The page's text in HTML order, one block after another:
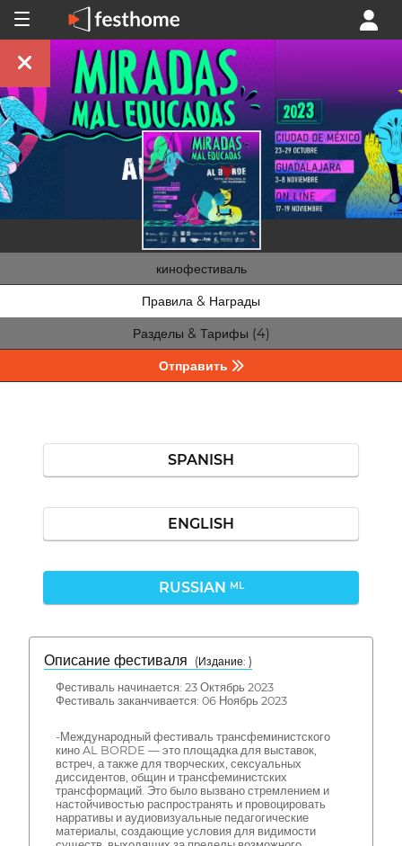
кинофестиваль
Правила & Награды
Разделы & Тарифы (4)
Отправить
SPANISH
ENGLISH
RUSSIAN ML
Описание фестиваля
( Издание: )
Фестиваль начинается: 23 Октябрь 2023
Фестиваль заканчивается: 06 Ноябрь 2023
-Международный фестиваль трансфеминистского
кино AL BORDE — это площадка для выставок,
встреч, а также для творческих, сексуальных
диссидентов, общин и трансфеминистских
трансформаций. Это было вызвано стремлением и
настойчивостью распространять и провоцировать
нарративы и аудиовизуальные педагогические
материалы, создающие условия для видимости